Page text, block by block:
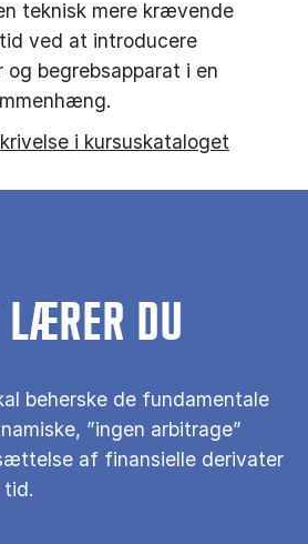
teknisk mere krævende
ved at introducere
og begrebsapparat i en
i kursuskataloget
LÆRER DU
beherske de fundamentale
”ingen arbitrage”
af finansielle derivater
tid.